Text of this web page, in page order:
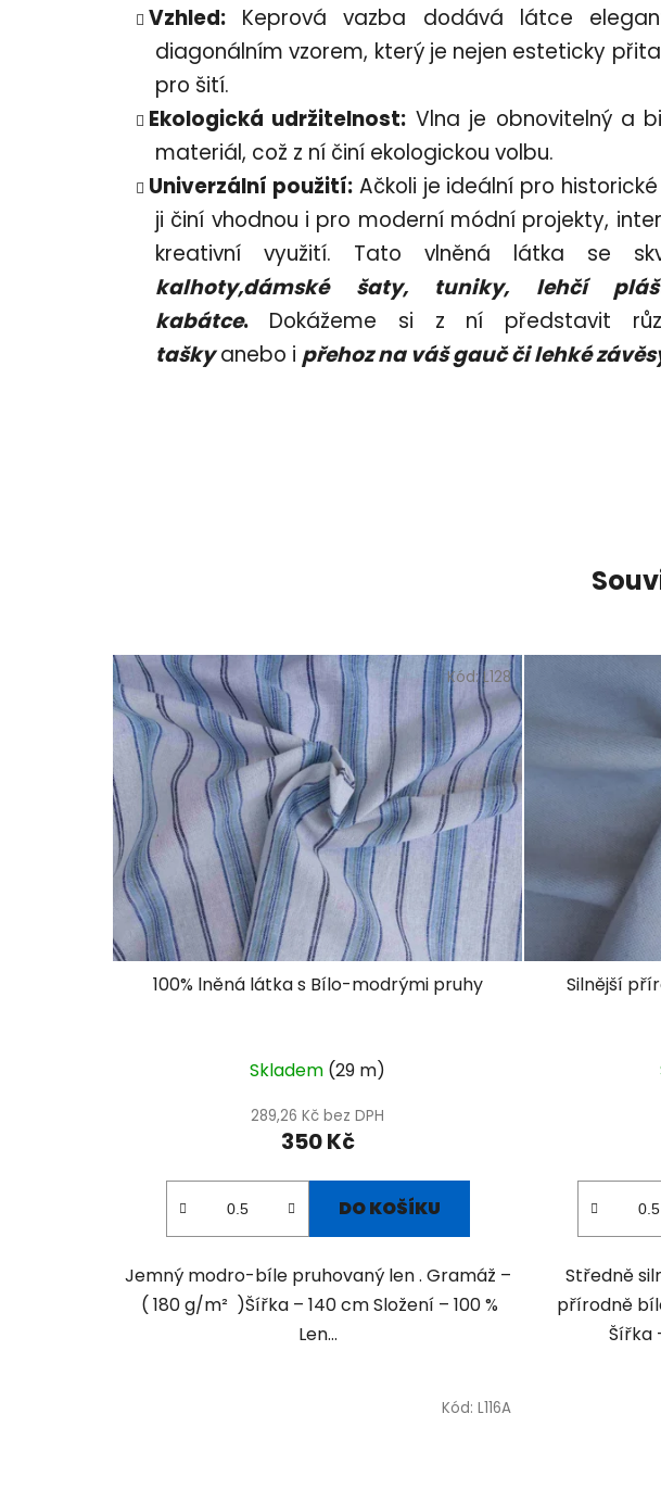
Vzhled: Keprová vazba dodává látce
diagonálním vzorem, který je nejen esteticky
pro šití.
Ekologická udržitelnost: Vlna je obnovitelný a
materiál, což z ní činí ekologickou volbu.
Univerzální použití:Ačkoli je ideální pro
ji činí vhodnou i pro moderní módní projekty,
kreativní využití. Tato vlněná látka se
kalhoty,dámské šaty, tuniky, lehčí
kabátce. Dokážeme si z ní představit
taškyanebo i přehoz na váš gauč či lehké
100% lněná látka s Bílo-modrými pruhy
Skladem (29 m)
289,26 Kč bez DPH
350 Kč
DO KOŠÍKU
Jemný modro-bíle pruhovaný len . Gramáž –
( 180 g/m² )Šířka – 140 cm Složení – 100 %
Len...
Kód:L128
Silnější
Středně
přírodně
Šířka
Kód:L116A